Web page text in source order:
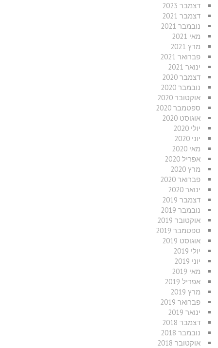
דצמבר 2023
דצמבר 2021
נובמבר 2021
מאי 2021
מרץ 2021
פברואר 2021
ינואר 2021
דצמבר 2020
נובמבר 2020
אוקטובר 2020
ספטמבר 2020
אוגוסט 2020
יולי 2020
יוני 2020
מאי 2020
אפריל 2020
מרץ 2020
פברואר 2020
ינואר 2020
דצמבר 2019
נובמבר 2019
אוקטובר 2019
ספטמבר 2019
אוגוסט 2019
יולי 2019
יוני 2019
מאי 2019
אפריל 2019
מרץ 2019
פברואר 2019
ינואר 2019
דצמבר 2018
נובמבר 2018
אוקטובר 2018